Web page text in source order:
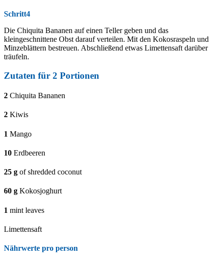
Schritt4
Die Chiquita Bananen auf einen Teller geben und das
kleingeschnittene Obst darauf verteilen. Mit den Kokosraspeln und
Minzeblättern bestreuen. Abschließend etwas Limettensaft darüber
träufeln.
Zutaten für 2 Portionen
2 Chiquita Bananen
2 Kiwis
1 Mango
10 Erdbeeren
25 g of shredded coconut
60 g Kokosjoghurt
1 mint leaves
Limettensaft
Nährwerte pro person